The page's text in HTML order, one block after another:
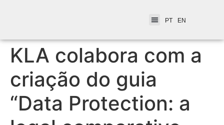
PT EN
KLA colabora com a
criação do guia
“Data Protection: a